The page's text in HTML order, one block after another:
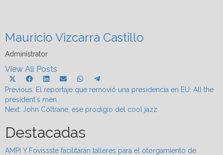
Mauricio Vizcarra Castillo
Administrator
View All Posts
Share
on
(Twitter)
Share
on
Facebook
Share
on
LinkedInShare
on
Email
Share
on
WhatsApp
on
Post
navigation
Previous: El reportaje que removió una presidencia en EU: All the
president´s men
Next: John Coltrane, ese prodigio del cool jazz
Destacadas
AMPI Y Fovissste facilitarán talleres para el otorgamiento de